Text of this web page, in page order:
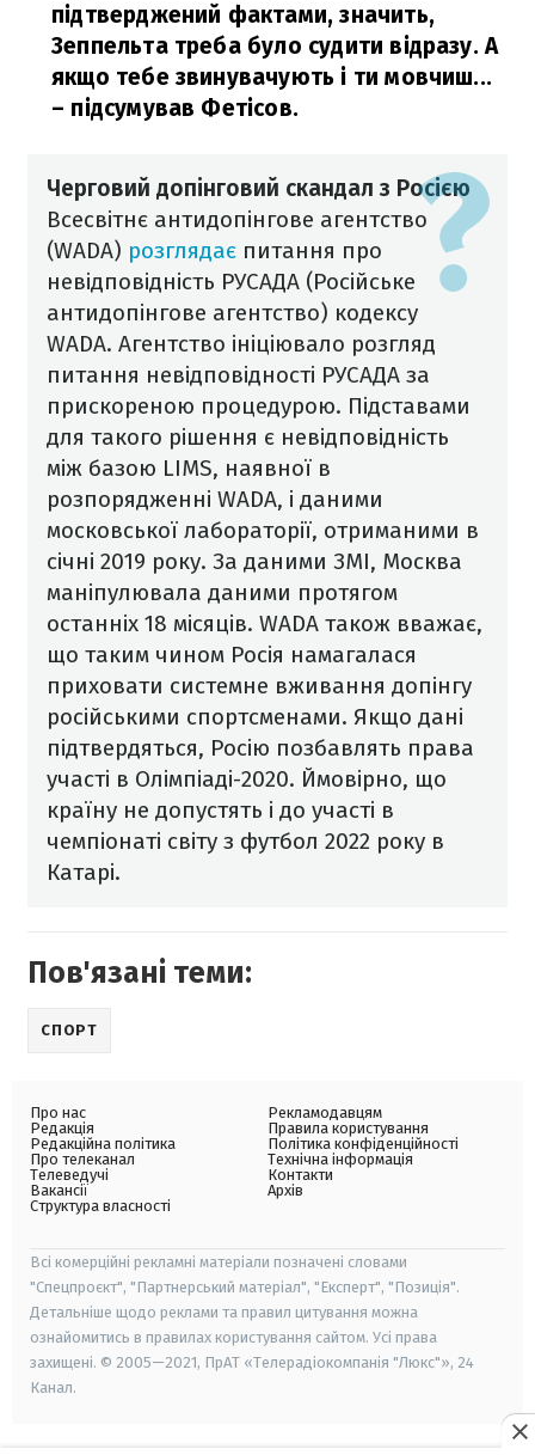
підтверджений фактами, значить,
Зеппельта треба було судити відразу. А
якщо тебе звинувачують і ти мовчиш...
– підсумував Фетісов.
Черговий допінговий скандал з Росією
Всесвітнє антидопінгове агентство
(WADA) розглядає питання про
невідповідність РУСАДА (Російське
антидопінгове агентство) кодексу
WADA. Агентство ініціювало розгляд
питання невідповідності РУСАДА за
прискореною процедурою. Підставами
для такого рішення є невідповідність
між базою LIMS, наявної в
розпорядженні WADA, і даними
московської лабораторії, отриманими в
січні 2019 року. За даними ЗМІ, Москва
маніпулювала даними протягом
останніх 18 місяців. WADA також вважає,
що таким чином Росія намагалася
приховати системне вживання допінгу
російськими спортсменами. Якщо дані
підтвердяться, Росію позбавлять права
участі в Олімпіаді-2020. Ймовірно, що
країну не допустять і до участі в
чемпіонаті світу з футбол 2022 року в
Катарі.
Пов'язані теми:
СПОРТ
Про нас
Редакція
Редакційна політика
Про телеканал
Телеведучі
Вакансії
Структура власності
Рекламодавцям
Правила користування
Політика конфіденційності
Технічна інформація
Контакти
Архів
Всі комерційні рекламні матеріали позначені словами
"Спецпроєкт", "Партнерський матеріал", "Експерт", "Позиція".
Детальніше щодо реклами та правил цитування можна
ознайомитись в правилах користування сайтом. Усі права
захищені. © 2005—2021, ПрАТ «Телерадіокомпанія "Люкс"», 24
Канал.